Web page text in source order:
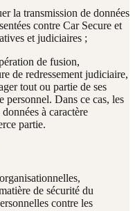
la transmission de données
contre Car Secure et
et judiciaires ;
de fusion,
de redressement judiciaire,
tout ou partie de ses
personnel. Dans ce cas, les
à caractère
partie.
de sécurité du
contre les